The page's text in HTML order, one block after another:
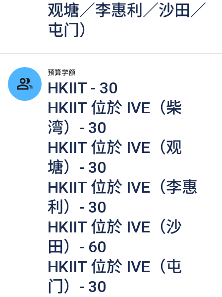
观塘／李惠利／沙田／
屯门）
预算学额
HKIIT - 30
HKIIT 位於 IVE（柴
湾）- 30
HKIIT 位於 IVE（观
塘）- 30
HKIIT 位於 IVE（李惠
利）- 30
HKIIT 位於 IVE（沙
田）- 60
HKIIT 位於 IVE（屯
门）- 30